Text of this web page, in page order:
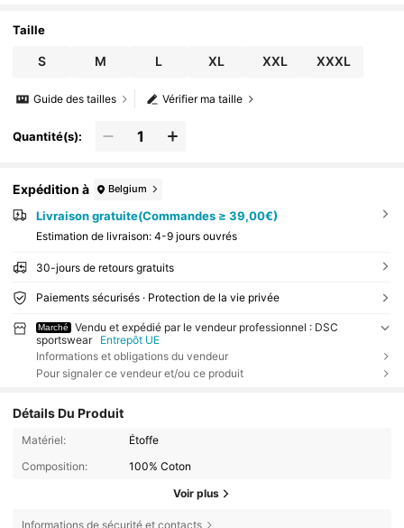
Taille
S M L XL XXL XXXL
Vérifier ma taille
Guide des tailles
Quantité(s):
Expédition à Belgium
Livraison gratuite(Commandes ≥ 39,00€)
Estimation de livraison: 4-9 jours ouvrés
30-jours de retours gratuits
Paiements sécurisés · Protection de la vie privée
Marché
Vendu et expédié par le vendeur professionnel : DSC
sportswear
Entrepôt UE
Informations et obligations du vendeur
Pour signaler ce vendeur et/ou ce produit
Détails Du Produit
Matériel:
Étoffe
Composition:
100% Coton
Voir plus
Informations de sécurité et contacts